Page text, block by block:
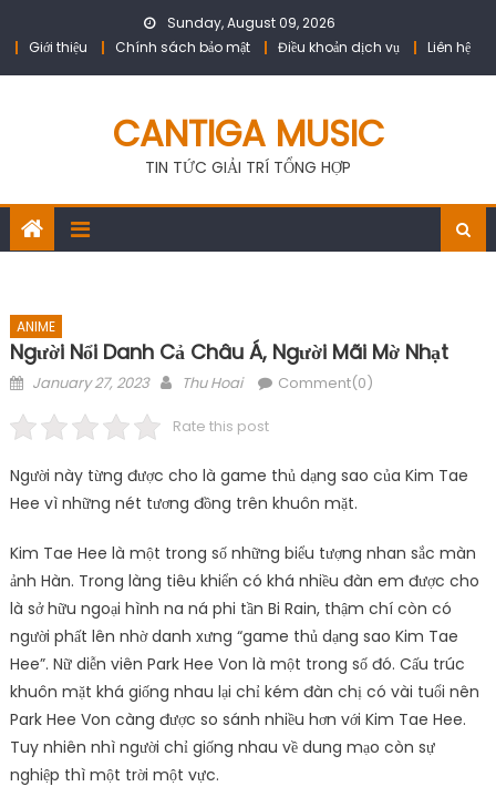
Sunday, August 09, 2026
Giới thiệu
Chính sách bảo mật Điều khoản dịch vụ Liên hệ
CANTIGA MUSIC
TIN TỨC GIẢI TRÍ TỔNG HỢP
ANIME
Người Nổi Danh Cả Châu Á, Người Mãi Mờ Nhạt
Posted
January 27, 2023 Author
Thu Hoai Comment(0)
Rate this post
Người này từng được cho là game thủ dạng sao của Kim Tae
Hee vì những nét tương đồng trên khuôn mặt.
Kim Tae Hee là một trong số những biểu tượng nhan sắc màn
ảnh Hàn. Trong làng tiêu khiển có khá nhiều đàn em được cho
là sở hữu ngoại hình na ná phi tần Bi Rain, thậm chí còn có
người phất lên nhờ danh xưng “game thủ dạng sao Kim Tae
Hee”. Nữ diễn viên Park Hee Von là một trong số đó. Cấu trúc
khuôn mặt khá giống nhau lại chỉ kém đàn chị có vài tuổi nên
Park Hee Von càng được so sánh nhiều hơn với Kim Tae Hee.
Tuy nhiên nhì người chỉ giống nhau về dung mạo còn sự
nghiệp thì một trời một vực.